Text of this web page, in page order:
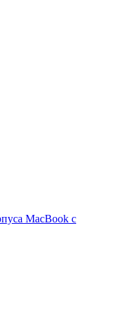
MacBook с